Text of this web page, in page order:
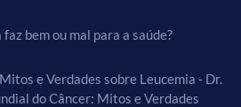
bem ou mal para a saúde?
e Verdades sobre Leucemia - Dr.
do Câncer: Mitos e Verdades